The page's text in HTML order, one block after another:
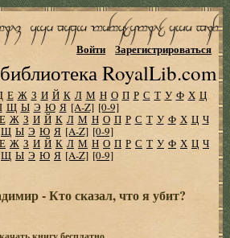
RoyalLib.com
Войти Зарегистрироваться
Е Ж З И Й К Л М Н О П Р С Т У Ф Х Ц
Щ Ы Э Ю Я [A-Z] [0-9]
Е Ж З И Й К Л М Н О П Р С Т У Ф Х Ц Ч
Щ Ы Э Ю Я [A-Z] [0-9]
Е Ж З И Й К Л М Н О П Р С Т У Ф Х Ц Ч
Щ Ы Э Ю Я [A-Z] [0-9]
- Кто сказал, что я убит?